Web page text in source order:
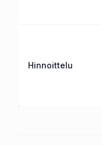
Hinnoittelu